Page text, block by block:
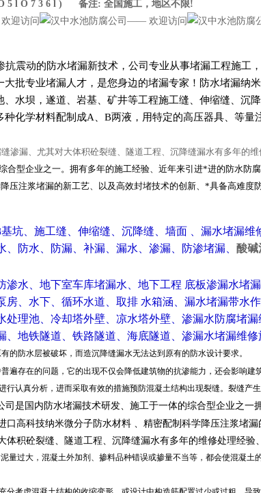
l O 7 3 6 l ) 备注: 全国施工，地区不限!
抗震动的防水堵漏新技术，公司专业从事堵漏工程施工
大批专业堵漏人才，是您身边的堵漏专家！防水堵漏纳
、水坝，遂道、岩基、矿井等工程施工缝、伸缩缝、沉
种化学材料配制成A、B两液，用特定的高压器具、等量
渗漏、尤其对大体积砼裂缝、隧道工程、沉降缝漏水有多年的
合型企业之一。拥有多年的施工经验、近年来引进*进的防水防
压注浆堵漏的新工艺、以及高效封堵技术的创新、*具备高难度
坑、施工缝、伸缩缝、沉降缝、墙面 、漏水堵漏维
防水、防漏、补漏、漏水、渗漏、防渗堵漏、 酸碱
渗水、地下室车库堵漏水、地下工程 底板渗漏水堵漏
房、水下、循环水道、取排 水箱涵、漏水堵漏带水作
处理池、冷却塔外壁、凉水塔外壁、渗漏水防腐堵漏
、地铁隧道、铁路隧道、海底隧道、渗漏水堵漏维修
的防水层被破坏，而造沉降缝漏水无法达到原有的防水设计要求。
遍存在的问题，它的出现不仅会降低建筑物的抗渗能力，还会影响
行认真分析，进而采取有效的措施预防混凝土结构出现裂缝。裂缝产
司是国内防水堵漏技术研发、施工于一体的综合型企业之一
口高科技纳米微分子防水材料 、精密配制科学降压注浆堵
体积砼裂缝、隧道工程、沉降缝漏水有多年的维修处理经验
量过大，混凝土外加剂、掺料品种错误或掺量不当等，都会使混凝土